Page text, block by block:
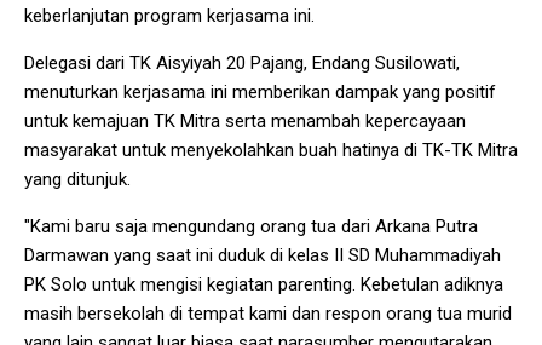
keberlanjutan program kerjasama ini.
Delegasi dari TK Aisyiyah 20 Pajang, Endang Susilowati,
menuturkan kerjasama ini memberikan dampak yang positif
untuk kemajuan TK Mitra serta menambah kepercayaan
masyarakat untuk menyekolahkan buah hatinya di TK-TK Mitra
yang ditunjuk.
"Kami baru saja mengundang orang tua dari Arkana Putra
Darmawan yang saat ini duduk di kelas II SD Muhammadiyah
PK Solo untuk mengisi kegiatan parenting. Kebetulan adiknya
masih bersekolah di tempat kami dan respon orang tua murid